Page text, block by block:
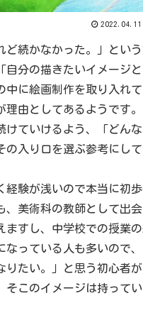
2022.04.11
続かなかった。」とい
自分の描きたいイメージ
中に絵画制作を取り入れ
理由としてあるようです
けていけるよう、「どん
の入り口を選ぶ参考にし
験が浅いので本当に初
、美術科の教師として出
ますし、中学校での授業
なっている人も多いので
りたい。」と思う初心者
そこのイメージは持って